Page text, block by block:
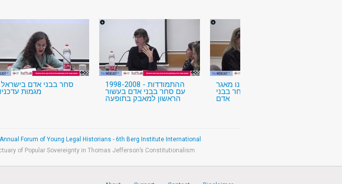
סחר בבני אדם
מגמות
1998-2008 - ההתמודדות
עם סחר בבני אדם בעשור
הראשון למאבק בתופעה
איך ולמה הקמנו מאגר
נתונים דיגיטלי על סחר בבני
אדם
Forum of Young Legal Historians - 6th Berg Institute International
of Popular Sovereignty in Thomas Jefferson’s Constitutionalism